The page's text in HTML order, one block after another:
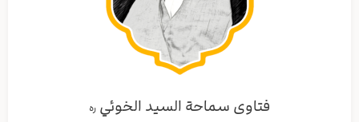
فتاوى سماحة السيد الخوئي ره